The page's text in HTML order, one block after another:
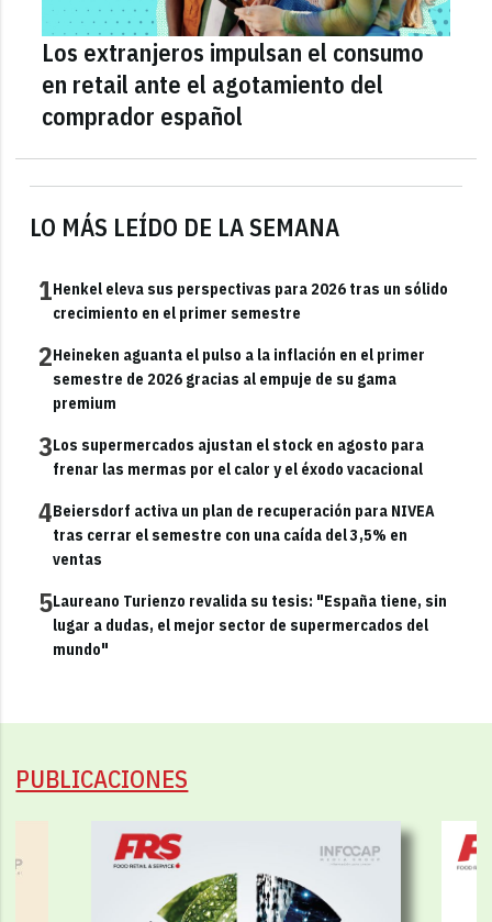
LO MÁS LEÍDO DE LA SEMANA
1Henkel eleva sus perspectivas para 2026 tras un sólido
crecimiento en el primer semestre
2Heineken aguanta el pulso a la inflación en el primer
semestre de 2026 gracias al empuje de su gama
premium
3Los supermercados ajustan el stock en agosto para
frenar las mermas por el calor y el éxodo vacacional
4Beiersdorf activa un plan de recuperación para NIVEA
tras cerrar el semestre con una caída del 3,5% en
ventas
5Laureano Turienzo revalida su tesis: "España tiene, sin
lugar a dudas, el mejor sector de supermercados del
mundo"
Los extranjeros impulsan el consumo
en retail ante el agotamiento del
comprador español
PUBLICACIONES